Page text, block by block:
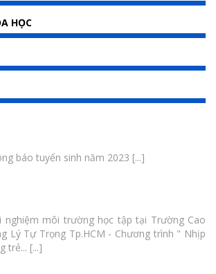
HỌC
báo tuyển sinh năm 2023 [...]
nghiệm môi trường học tập tại Trường Cao
Lý Tự Trọng Tp.HCM - Chương trình " Nhịp
trẻ... [...]